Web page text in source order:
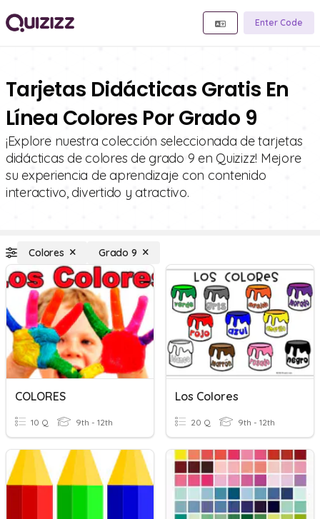
Enter Code
Tarjetas Didácticas Gratis En
Línea Colores Por Grado 9
¡Explore nuestra colección seleccionada de tarjetas
didácticas de colores de grado 9 en Quizizz! Mejore
su experiencia de aprendizaje con contenido
interactivo, divertido y atractivo.
Colores Grado 9
COLORES
10 Q 9th - 12th
Los Colores
20 Q 9th - 12th